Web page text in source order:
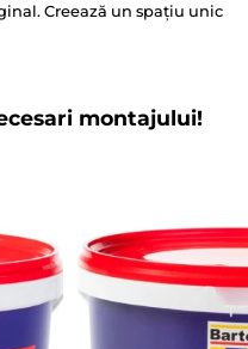
Creează un spațiu unic
montajului!